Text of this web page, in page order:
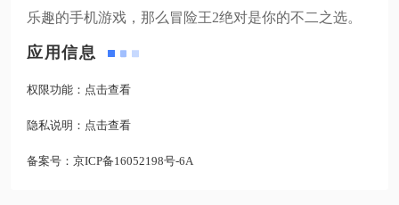
乐趣的手机游戏，那么冒险王2绝对是你的不二之选。
应用信息
权限功能： 点击查看
隐私说明： 点击查看
备案号： 京ICP备16052198号-6A